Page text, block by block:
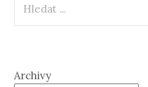
Archivy